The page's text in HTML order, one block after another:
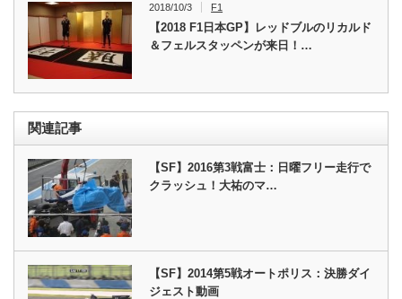
2018/10/3 F1
【2018 F1日本GP】レッドブルのリカルド
＆フェルスタッペンが来日！…
関連記事
【SF】2016第3戦富士：日曜フリー走行で
クラッシュ！大祐のマ…
【SF】2014第5戦オートポリス：決勝ダイ
ジェスト動画